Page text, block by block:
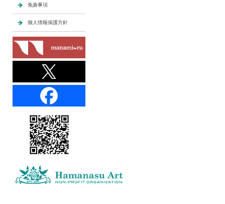
免責事項
個人情報保護方針